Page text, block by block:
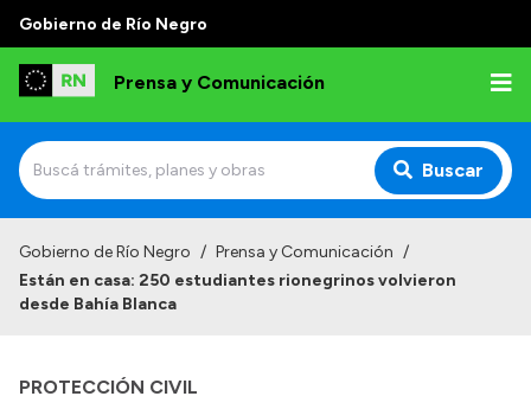
Gobierno de Río Negro
Prensa y Comunicación
Buscar
Institucional
Referentes de prensa
Gobierno de Río Negro / Prensa y Comunicación /
Están en casa: 250 estudiantes rionegrinos volvieron
desde Bahía Blanca
PROTECCIÓN CIVIL